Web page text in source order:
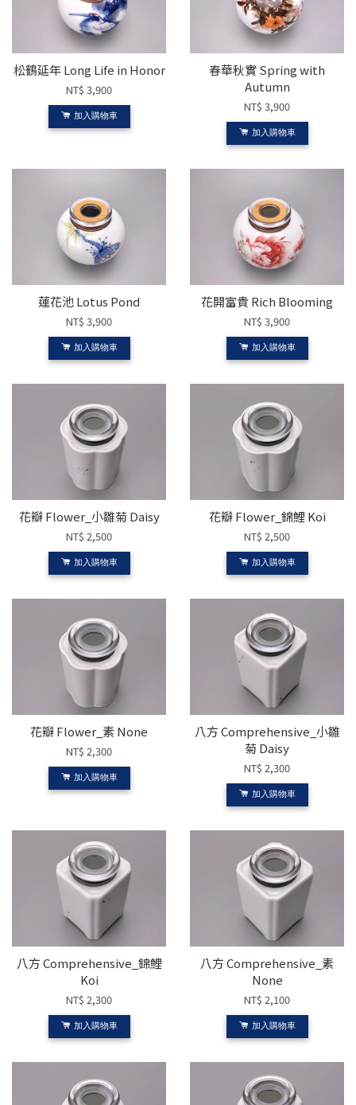
松鶴延年 Long Life in Honor
NT$ 3,900
加入購物車
春華秋實 Spring with
Autumn
NT$ 3,900
加入購物車
蓮花池 Lotus Pond
NT$ 3,900
加入購物車
花開富貴 Rich Blooming
NT$ 3,900
加入購物車
花瓣 Flower_小雛菊 Daisy
NT$ 2,500
加入購物車
花瓣 Flower_錦鯉 Koi
NT$ 2,500
加入購物車
花瓣 Flower_素 None
NT$ 2,300
加入購物車
八方 Comprehensive_小雛
菊 Daisy
NT$ 2,300
加入購物車
八方 Comprehensive_錦鯉
Koi
NT$ 2,300
加入購物車
八方 Comprehensive_素
None
NT$ 2,100
加入購物車